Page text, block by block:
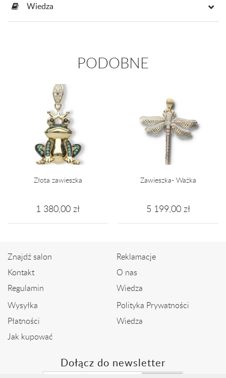
Wiedza
PODOBNE
Złota zawieszka
1 380,00 zł
Zawieszka- Ważka
5 199,00 zł
Znajdź salon
Kontakt
Regulamin
Reklamacje
O nas
Wiedza
Wysyłka
Płatności
Jak kupować
Polityka Prywatności
Wiedza
Dołącz do newsletter